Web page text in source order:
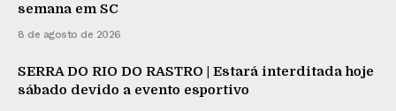
semana em SC
8 de agosto de 2026
SERRA DO RIO DO RASTRO | Estará interditada hoje
sábado devido a evento esportivo